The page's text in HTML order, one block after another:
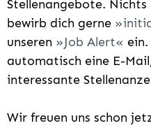
Stellenangebote. Nichts
bewirb dich gerne
unseren
Job Alert
automatisch eine E-
interessante
Wir freuen uns schon